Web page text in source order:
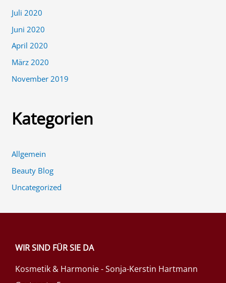
Juli 2020
Juni 2020
April 2020
März 2020
November 2019
Kategorien
Allgemein
Beauty Blog
Uncategorized
WIR SIND FÜR SIE DA
Kosmetik & Harmonie - Sonja-Kerstin Hartmann